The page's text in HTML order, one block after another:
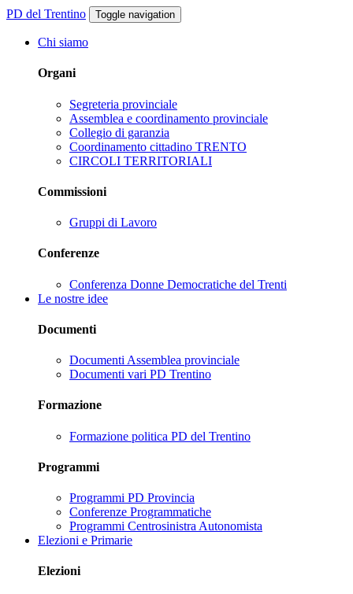
PD del Trentino Toggle navigation
Chi siamo
Organi
Segreteria provinciale
Assemblea e coordinamento provinciale
Collegio di garanzia
Coordinamento cittadino TRENTO
CIRCOLI TERRITORIALI
Commissioni
Gruppi di Lavoro
Conferenze
Conferenza Donne Democratiche del Trenti
Le nostre idee
Documenti
Documenti Assemblea provinciale
Documenti vari PD Trentino
Formazione
Formazione politica PD del Trentino
Programmi
Programmi PD Provincia
Conferenze Programmatiche
Programmi Centrosinistra Autonomista
Elezioni e Primarie
Elezioni